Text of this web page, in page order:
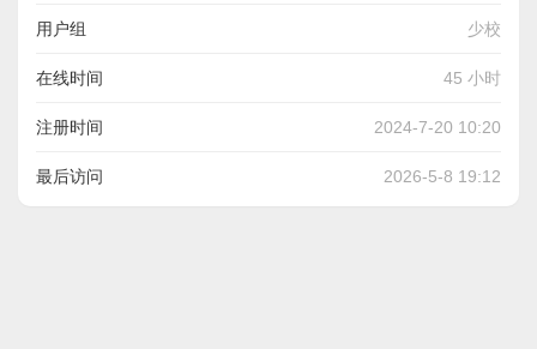
用户组 少校
在线时间 45 小时
注册时间 2024-7-20 10:20
最后访问 2026-5-8 19:12